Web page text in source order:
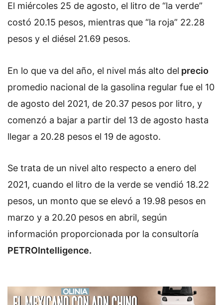
El miércoles 25 de agosto, el litro de “la verde”
costó 20.15 pesos, mientras que “la roja” 22.28
pesos y el diésel 21.69 pesos.
En lo que va del año, el nivel más alto del precio
promedio nacional de la gasolina regular fue el 10
de agosto del 2021, de 20.37 pesos por litro, y
comenzó a bajar a partir del 13 de agosto hasta
llegar a 20.28 pesos el 19 de agosto.
Se trata de un nivel alto respecto a enero del
2021, cuando el litro de la verde se vendió 18.22
pesos, un monto que se elevó a 19.98 pesos en
marzo y a 20.20 pesos en abril, según
información proporcionada por la consultoría
PETROIntelligence.